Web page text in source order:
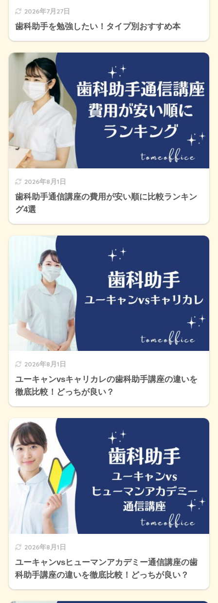
2026年7月27日
歯科助手を勉強したい！タイプ別おすすめ本
2026年8月1日
歯科助手通信講座の費用が安い順に比較ランキン
グ4選
2026年8月1日
ユーキャンvsキャリカレの歯科助手講座の違いを
徹底比較！どっちが良い？
2026年8月1日
ユーキャンvsヒューマンアカデミー通信講座の歯
科助手講座の違いを徹底比較！どっちが良い？